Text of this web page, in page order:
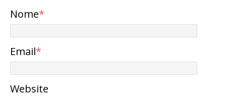
Nome*
Email*
Website